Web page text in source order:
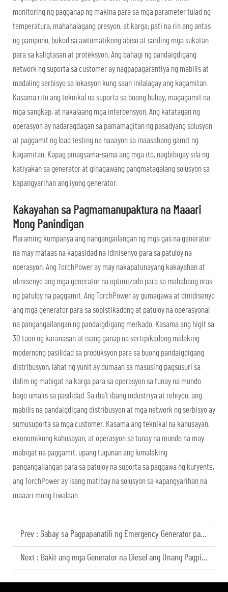
monitoring ng pagganap ng makina para sa mga parameter tulad ng
temperatura, mahahalagang presyon, at karga; pati na rin ang antas
ng pampuno; bukod sa awtomatikong abiso at sariling mga sukatan
para sa kaligtasan at proteksyon. Ang bahagi ng pandaigdigang
network ng suporta sa customer ay nagpapagarantiya ng mabilis at
madaling serbisyo sa lokasyon kung saan inilalagay ang kagamitan.
Kasama rito ang teknikal na suporta sa buong buhay, magagamit na
mga sangkap, at nakalaang mga interbensyon. Ang katatagan ng
operasyon ay nadaragdagan sa pamamagitan ng pasadyang solusyon
at paggamit ng load testing na naaayon sa inaasahang gamit ng
kagamitan. Kapag pinagsama-sama ang mga ito, nagbibigay sila ng
katiyakan sa generator at ginagawang pangmatagalang solusyon sa
kapangyarihan ang iyong generator.
Kakayahan sa Pagmamanupaktura na Maaari
Mong Panindigan
Maraming kumpanya ang nangangailangan ng mga gas na generator
na may mataas na kapasidad na idinisenyo para sa patuloy na
operasyon. Ang TorchPower ay may nakapatunayang kakayahan at
idinisenyo ang mga generator na optimizado para sa mahabang oras
ng patuloy na paggamit. Ang TorchPower ay gumagawa at dinidisenyo
ang mga generator para sa sopistikadong at patuloy na operasyonal
na pangangailangan ng pandaigdigang merkado. Kasama ang higit sa
30 taon ng karanasan at isang ganap na sertipikadong malaking
modernong pasilidad sa produksyon para sa buong pandaigdigang
distribusyon, lahat ng yunit ay dumaan sa masusing pagsusuri sa
ilalim ng mabigat na karga para sa operasyon sa tunay na mundo
bago umalis sa pasilidad. Sa iba’t ibang industriya at rehiyon, ang
mabilis na pandaigdigang distribusyon at mga network ng serbisyo ay
sumusuporta sa mga customer. Kasama ang teknikal na kahusayan,
ekonomikong kahusayan, at operasyon sa tunay na mundo na may
mabigat na paggamit, upang tugunan ang lumalaking
pangangailangan para sa patuloy na suporta sa paggawa ng kuryente,
ang TorchPower ay isang matibay na solusyon sa kapangyarihan na
maaari mong tiwalaan.
Prev : Gabay sa Pagpapanatili ng Emergency Generator para sa Bahay Buong Taon
Next : Bakit ang mga Generator na Diesel ang Unang Pagpipilian para sa Emergency Power ng Data Center?